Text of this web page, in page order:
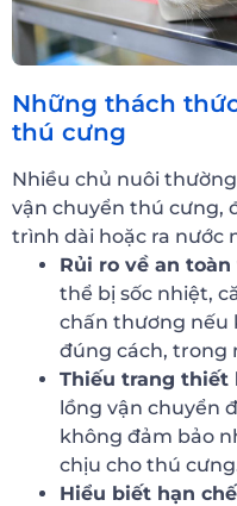
Những thách
thú cưng
Nhiều chủ nuôi
vận chuyển thú cưng,
trình dài hoặc ra nước
Rủi ro về an toàn
thể bị sốc nhiệt,
chấn thương nếu
đúng cách, trong
Thiếu trang thiết
lồng vận chuyển
không đảm bảo
chịu cho thú
Hiểu biết hạn